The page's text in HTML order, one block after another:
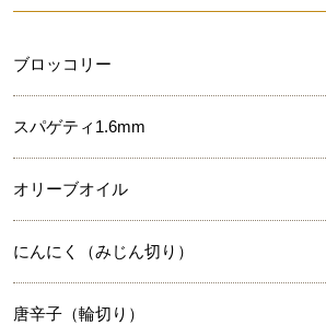
ブロッコリー
スパゲティ1.6mm
オリーブオイル
にんにく（みじん切り）
唐辛子（輪切り）